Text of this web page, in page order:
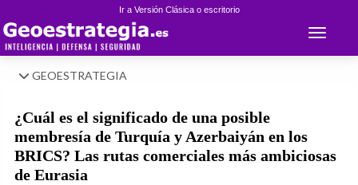
Ir a Versión Clásica o escritorio
Toggle
GEOESTRATEGIA
¿Cuál es el significado de una posible
membresía de Turquía y Azerbaiyán en los
BRICS? Las rutas comerciales más ambiciosas
de Eurasia